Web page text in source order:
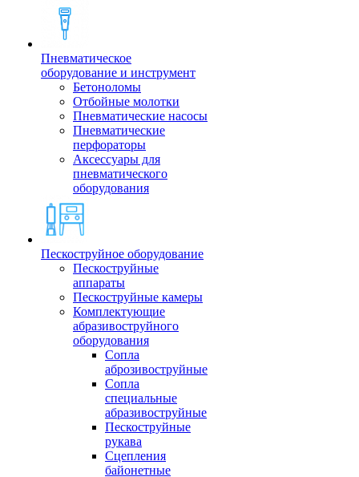
Пневматическое
оборудование и инструмент
Бетоноломы
Отбойные молотки
Пневматические насосы
Пневматические
перфораторы
Аксессуары для
пневматического
оборудования
Пескоструйное оборудование
Пескоструйные
аппараты
Пескоструйные камеры
Комплектующие
абразивоструйного
оборудования
Сопла
аброзивоструйные
Сопла
специальные
абразивоструйные
Пескоструйные
рукава
Сцепления
байонетные